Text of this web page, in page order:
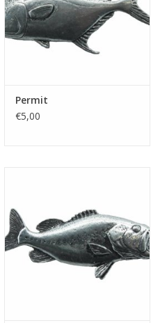
Permit
€5,00
TOEVOEGEN AAN WINKELWAGEN